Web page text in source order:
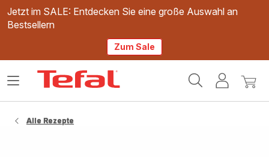
Jetzt im SALE: Entdecken Sie eine große Auswahl an
Bestsellern
Zum Sale
Mein
Mein
Das
Alle Rezepte